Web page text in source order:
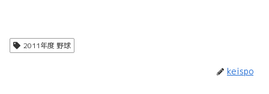
2011年度 野球
keispo